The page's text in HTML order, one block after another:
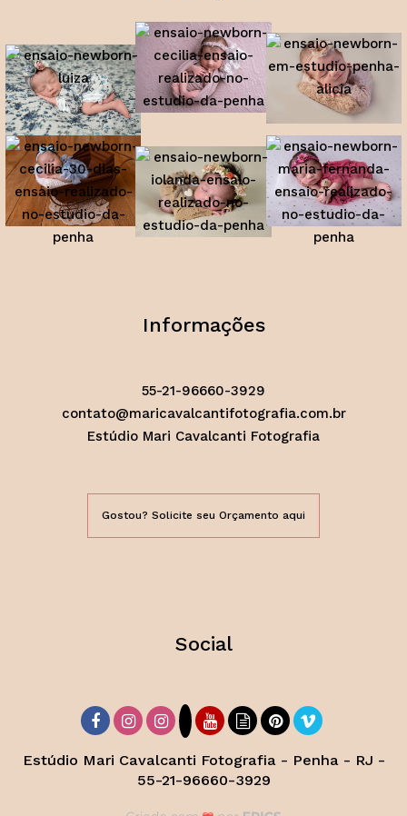
Informações
55-21-96660-3929
contato@maricavalcantifotografia.com.br
Estúdio Mari Cavalcanti Fotografia
Gostou? Solicite seu Orçamento aqui
Social
Estúdio Mari Cavalcanti Fotografia - Penha - RJ -
55-21-96660-3929